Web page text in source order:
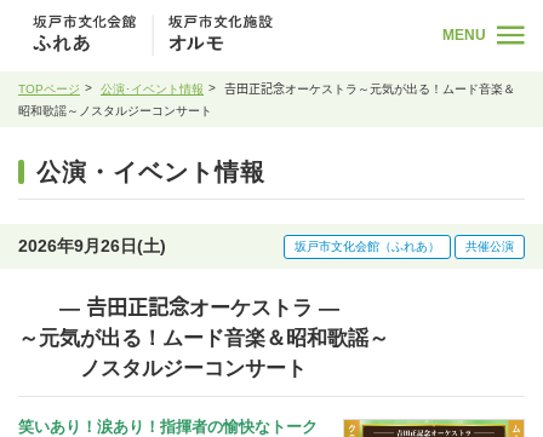
MENU
TOPページ 公演･イベント情報
𠮷田正記念オーケストラ～元気が出る！ムード音楽＆
昭和歌謡～ノスタルジーコンサート
公演・イベント情報
2026年9月26日(土) 坂戸市文化会館（ふれあ） 共催公演
― 𠮷田正記念オーケストラ ―
～元気が出る！ムード音楽＆昭和歌謡～
ノスタルジーコンサート
笑いあり！涙あり！指揮者の愉快なトーク